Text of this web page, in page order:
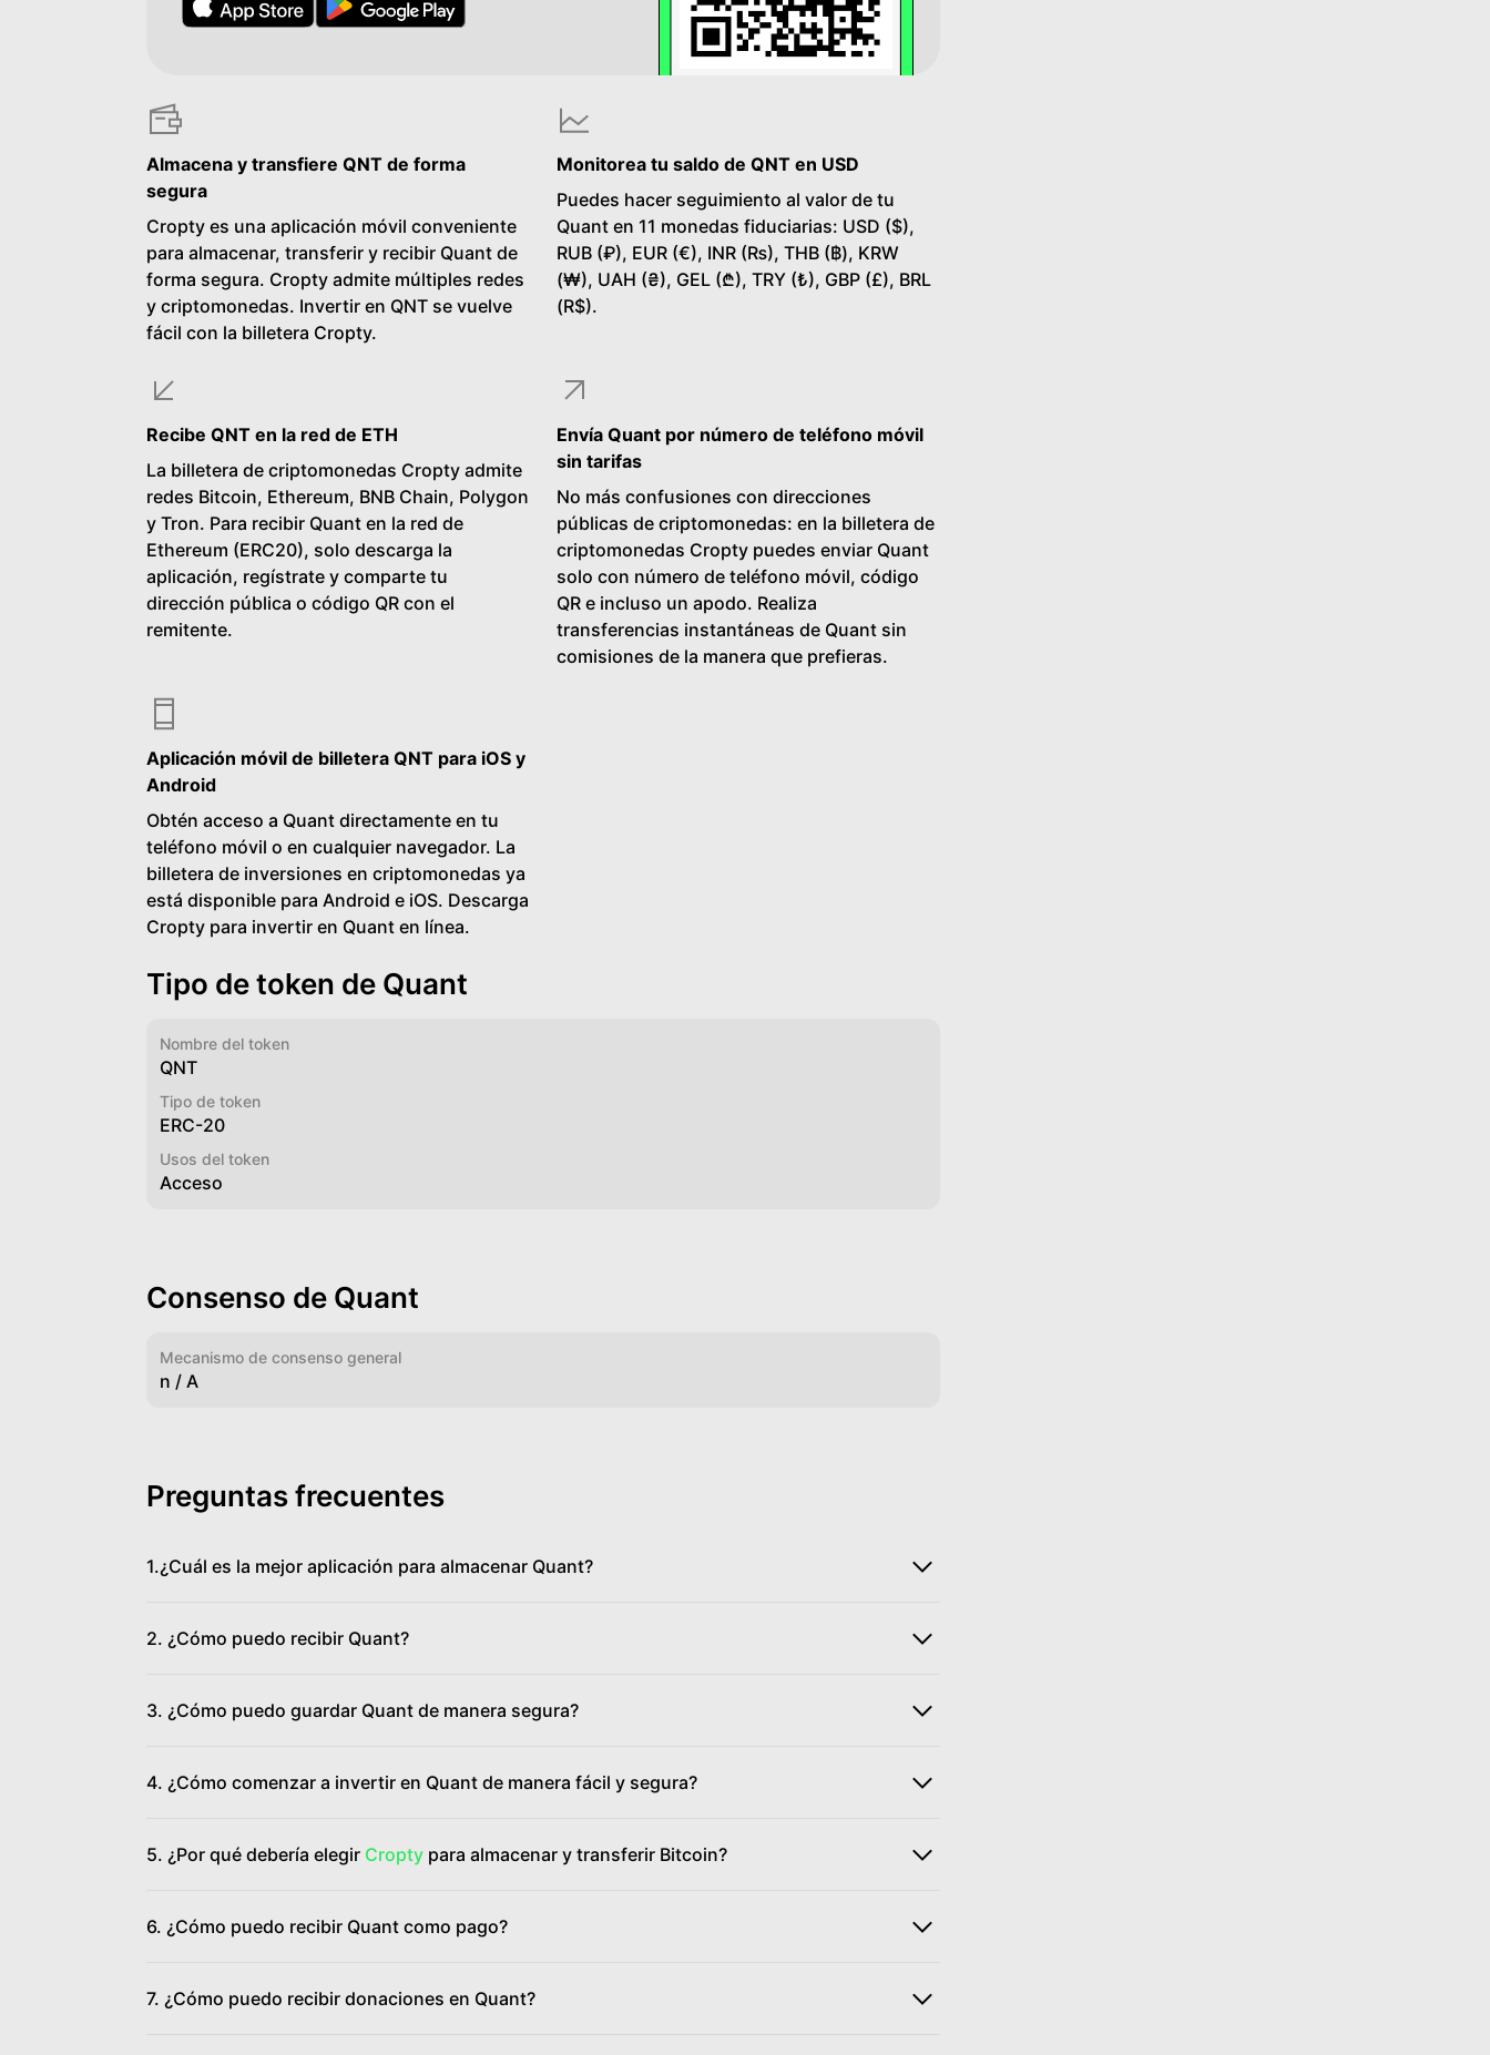
Almacena y transfiere QNT de forma
segura
Cropty es una aplicación móvil conveniente
para almacenar, transferir y recibir Quant de
forma segura. Cropty admite múltiples redes
y criptomonedas. Invertir en QNT se vuelve
fácil con la billetera Cropty.
Monitorea tu saldo de QNT en USD
Puedes hacer seguimiento al valor de tu
Quant en 11 monedas fiduciarias: USD ($),
RUB (₽), EUR (€), INR (₨), THB (฿), KRW
(₩), UAH (₴), GEL (₾), TRY (₺), GBP (£), BRL
(R$).
Recibe QNT en la red de ETH
La billetera de criptomonedas Cropty admite
redes Bitcoin, Ethereum, BNB Chain, Polygon
y Tron. Para recibir Quant en la red de
Ethereum (ERC20), solo descarga la
aplicación, regístrate y comparte tu
dirección pública o código QR con el
remitente.
Envía Quant por número de teléfono móvil
sin tarifas
No más confusiones con direcciones
públicas de criptomonedas: en la billetera de
criptomonedas Cropty puedes enviar Quant
solo con número de teléfono móvil, código
QR e incluso un apodo. Realiza
transferencias instantáneas de Quant sin
comisiones de la manera que prefieras.
Aplicación móvil de billetera QNT para iOS y
Android
Obtén acceso a Quant directamente en tu
teléfono móvil o en cualquier navegador. La
billetera de inversiones en criptomonedas ya
está disponible para Android e iOS. Descarga
Cropty para invertir en Quant en línea.
Tipo de token de Quant
Nombre del token
QNT
Tipo de token
ERC-20
Usos del token
Acceso
Consenso de Quant
Mecanismo de consenso general
n / A
Preguntas frecuentes
1.¿Cuál es la mejor aplicación para almacenar Quant?
2. ¿Cómo puedo recibir Quant?
3. ¿Cómo puedo guardar Quant de manera segura?
4. ¿Cómo comenzar a invertir en Quant de manera fácil y segura?
5. ¿Por qué debería elegir Cropty para almacenar y transferir Bitcoin?
6. ¿Cómo puedo recibir Quant como pago?
7. ¿Cómo puedo recibir donaciones en Quant?